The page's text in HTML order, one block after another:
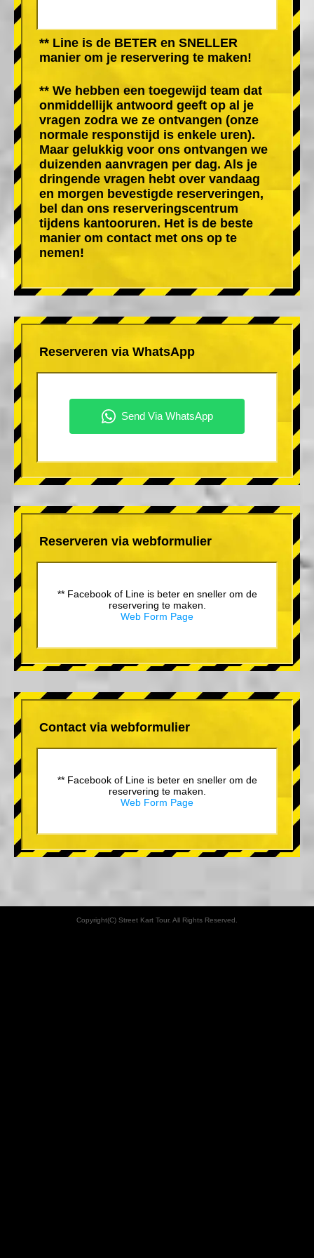
** Line is de BETER en SNELLER
manier om je reservering te maken!
** We hebben een toegewijd team dat
onmiddellijk antwoord geeft op al je
vragen zodra we ze ontvangen (onze
normale responstijd is enkele uren).
Maar gelukkig voor ons ontvangen we
duizenden aanvragen per dag. Als je
dringende vragen hebt over vandaag
en morgen bevestigde reserveringen,
bel dan ons reserveringscentrum
tijdens kantooruren. Het is de beste
manier om contact met ons op te
nemen!
Reserveren via WhatsApp
Reserveren via webformulier
** Facebook of Line is beter en sneller om de
reservering te maken.
Web Form Page
Contact via webformulier
** Facebook of Line is beter en sneller om de
reservering te maken.
Web Form Page
Copyright(C) Street Kart Tour. All Rights Reserved.